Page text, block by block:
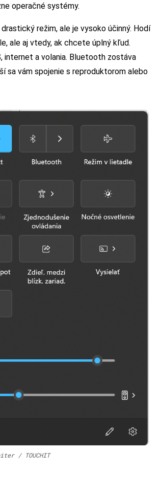
operačné systémy.
režim, ale je vysoko účinný. Hodí
ale aj vtedy, ak chcete úplný kľud.
internet a volania. Bluetooth zostáva
sa vám spojenie s reproduktorom alebo
/ TOUCHIT